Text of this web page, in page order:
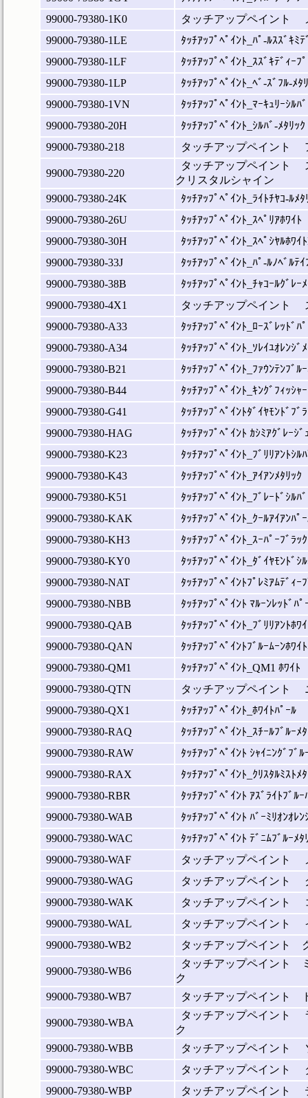
99000-79380-1K0
タッチアップペイント
99000-79380-1LE
ﾀｯﾁｱｯﾌﾟﾍﾟｲﾝﾄ_ﾊﾟ-ﾙｽｽﾞｷﾐﾃ
99000-79380-1LF
ﾀｯﾁｱｯﾌﾟﾍﾟｲﾝﾄ_ｽｽﾞｷﾃﾞｨｰﾌ
99000-79380-1LP
ﾀｯﾁｱｯﾌﾟﾍﾟｲﾝﾄ_ﾍﾞ-ｽﾞﾌﾙ-ﾒﾀ
99000-79380-1VN
ﾀｯﾁｱｯﾌﾟﾍﾟｲﾝﾄ_ﾏｰｷｭﾘｰｼﾙﾊ
99000-79380-20H
ﾀｯﾁｱｯﾌﾟﾍﾟｲﾝﾄ_ｼﾙﾊﾞ-ﾒﾀﾘｯｸ
99000-79380-218
タッチアップペイント
99000-79380-220
タッチアップペイント
クリスタルシャイン
99000-79380-24K
ﾀｯﾁｱｯﾌﾟﾍﾟｲﾝﾄ_ﾗｲﾄﾁﾔｺ-ﾙﾒﾀ
99000-79380-26U
ﾀｯﾁｱｯﾌﾟﾍﾟｲﾝﾄ_ｽﾍﾟﾘｱﾎﾜｲﾄ
99000-79380-30H
ﾀｯﾁｱｯﾌﾟﾍﾟｲﾝﾄ_ｽﾍﾟｼﾔﾙﾎﾜｲ
99000-79380-33J
ﾀｯﾁｱｯﾌﾟﾍﾟｲﾝﾄ_ﾊﾟ-ﾙﾉﾍﾞﾙﾃｲ
99000-79380-38B
ﾀｯﾁｱｯﾌﾟﾍﾟｲﾝﾄ_ﾁｬｺｰﾙｸﾞﾚｰ
99000-79380-4X1
タッチアップペイント
99000-79380-A33
ﾀｯﾁｱｯﾌﾟﾍﾟｲﾝﾄ_ﾛｰｽﾞﾚｯﾄﾞﾊ
99000-79380-A34
ﾀｯﾁｱｯﾌﾟﾍﾟｲﾝﾄ_ｿﾚｲﾕｵﾚﾝｼﾞ
99000-79380-B21
ﾀｯﾁｱｯﾌﾟﾍﾟｲﾝﾄ_ﾌｧｳﾝﾃﾝﾌﾞﾙ
99000-79380-B44
ﾀｯﾁｱｯﾌﾟﾍﾟｲﾝﾄ_ｷﾝｸﾞﾌｨｯｼｬ
99000-79380-G41
ﾀｯﾁｱｯﾌﾟﾍﾟｲﾝﾄﾀﾞｲﾔﾓﾝﾄﾞﾌﾞ
99000-79380-HAG
ﾀｯﾁｱｯﾌﾟﾍﾟｲﾝﾄ ｶｼﾐｱｸﾞﾚｰｼﾞ
99000-79380-K23
ﾀｯﾁｱｯﾌﾟﾍﾟｲﾝﾄ_ﾌﾞﾘﾘｱﾝﾄｼﾙ
99000-79380-K43
ﾀｯﾁｱｯﾌﾟﾍﾟｲﾝﾄ_ｱｲｱﾝﾒﾀﾘｯｸ
99000-79380-K51
ﾀｯﾁｱｯﾌﾟﾍﾟｲﾝﾄ_ﾌﾞﾚｰﾄﾞｼﾙﾊ
99000-79380-KAK
ﾀｯﾁｱｯﾌﾟﾍﾟｲﾝﾄ_ｸｰﾙｱｲｱﾝﾊﾟ
99000-79380-KH3
ﾀｯﾁｱｯﾌﾟﾍﾟｲﾝﾄ_ｽｰﾊﾟｰﾌﾞﾗｯｸ
99000-79380-KY0
ﾀｯﾁｱｯﾌﾟﾍﾟｲﾝﾄ_ﾀﾞｲﾔﾓﾝﾄﾞｼ
99000-79380-NAT
ﾀｯﾁｱｯﾌﾟﾍﾟｲﾝﾄﾌﾟﾚﾐｱﾑﾃﾞｨｰ
99000-79380-NBB
ﾀｯﾁｱｯﾌﾟﾍﾟｲﾝﾄ ﾏﾙｰﾝﾚｯﾄﾞﾊﾟ
99000-79380-QAB
ﾀｯﾁｱｯﾌﾟﾍﾟｲﾝﾄ_ﾌﾞﾘﾘｱﾝﾄﾎﾜ
99000-79380-QAN
ﾀｯﾁｱｯﾌﾟﾍﾟｲﾝﾄﾌﾞﾙｰﾑｰﾝﾎﾜｲ
99000-79380-QM1
ﾀｯﾁｱｯﾌﾟﾍﾟｲﾝﾄ_QM1 ﾎﾜｲﾄ
99000-79380-QTN
タッチアップペイント
99000-79380-QX1
ﾀｯﾁｱｯﾌﾟﾍﾟｲﾝﾄ_ﾎﾜｲﾄﾊﾟｰﾙ
99000-79380-RAQ
ﾀｯﾁｱｯﾌﾟﾍﾟｲﾝﾄ_ｽﾁｰﾙﾌﾞﾙｰﾒ
99000-79380-RAW
ﾀｯﾁｱｯﾌﾟﾍﾟｲﾝﾄ ｼｬｲﾆﾝｸﾞﾌﾞﾙ
99000-79380-RAX
ﾀｯﾁｱｯﾌﾟﾍﾟｲﾝﾄ_ｸﾘｽﾀﾙﾐｽﾄﾒ
99000-79380-RBR
ﾀｯﾁｱｯﾌﾟﾍﾟｲﾝﾄ ｱｽﾞﾗｲﾄﾌﾞﾙｰ
99000-79380-WAB
ﾀｯﾁｱｯﾌﾟﾍﾟｲﾝﾄ ﾊﾞｰﾐﾘｵﾝｵﾚﾝ
99000-79380-WAC
ﾀｯﾁｱｯﾌﾟﾍﾟｲﾝﾄ ﾃﾞﾆﾑﾌﾞﾙｰﾒﾀ
99000-79380-WAF
タッチアップペイント
99000-79380-WAG
タッチアップペイント
99000-79380-WAK
タッチアップペイント
99000-79380-WAL
タッチアップペイント
99000-79380-WB2
タッチアップペイント
99000-79380-WB6
タッチアップペイント
ク
99000-79380-WB7
タッチアップペイント
99000-79380-WBA
タッチアップペイント
ク
99000-79380-WBB
タッチアップペイント
99000-79380-WBC
タッチアップペイント
99000-79380-WBP
タッチアップペイント